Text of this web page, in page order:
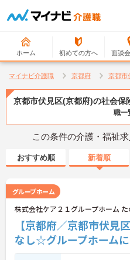
ホーム 初めての方へ 面談
マイナビ介護職 京都府 京都市
京都市伏見区(京都府)の社会保
職一
この条件の介護・福祉
おすすめ順 新着順
グループホーム
株式会社ケア２１グループホーム
【京都府／京都市伏
なし☆グループホーム